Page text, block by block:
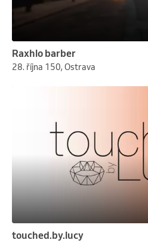
Raxhlo barber
28. října 150, Ostrava
touched.by.lucy